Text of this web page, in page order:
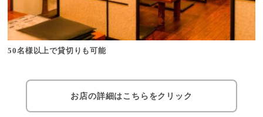
50名様以上で貸切りも可能
お店の詳細はこちらをクリック